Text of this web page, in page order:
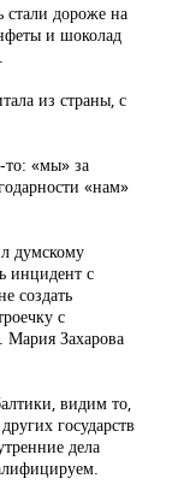
дороже на
и шоколад
из страны, с
то: «мы» за
«нам»
думскому
инцидент с
создать
с
Мария Захарова
видим то,
государств
дела